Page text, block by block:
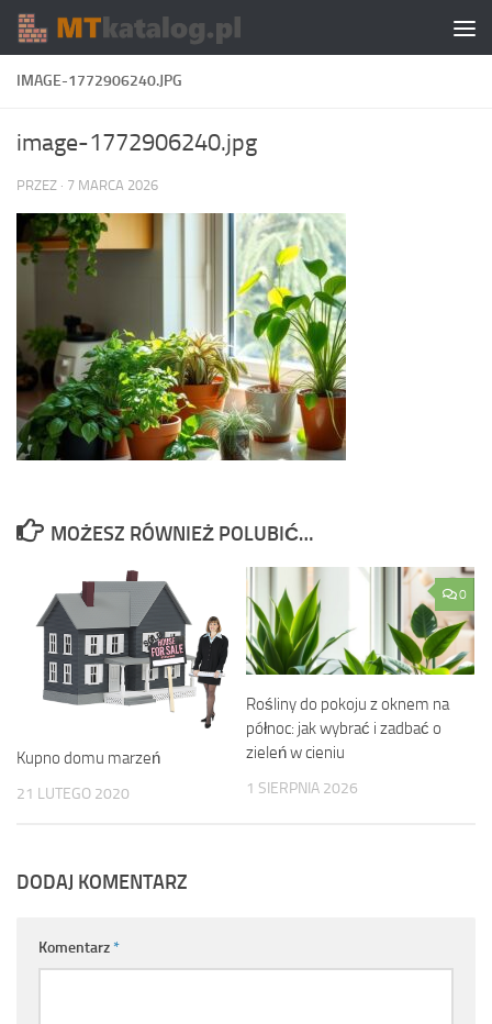
Skip to content
IMAGE-1772906240.JPG
image-1772906240.jpg
PRZEZ · 7 MARCA 2026
MOŻESZ RÓWNIEŻ POLUBIĆ…
Kupno domu marzeń
21 LUTEGO 2020
0
Rośliny do pokoju z oknem na
północ: jak wybrać i zadbać o
zieleń w cieniu
1 SIERPNIA 2026
DODAJ KOMENTARZ
Komentarz*